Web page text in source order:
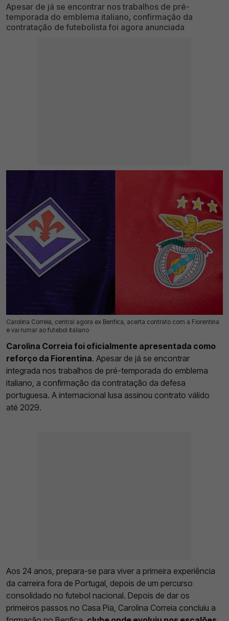
Apesar de já se encontrar nos trabalhos de pré-
temporada do emblema italiano, confirmação da
contratação de futebolista foi agora anunciada
Carolina Correia, central agora ex Benfica, acerta contrato com a Fiorentina
e vai rumar ao futebol italiano
18 Jul 2026 | 17:12 |
Carolina Correia foi oficialmente apresentada como
reforço da Fiorentina. Apesar de já se encontrar
integrada nos trabalhos de pré-temporada do emblema
italiano, a confirmação da contratação da defesa
portuguesa. A internacional lusa assinou contrato válido
até 2029.
Aos 24 anos, prepara-se para viver a primeira experiência
da carreira fora de Portugal, depois de um percurso
consolidado no futebol nacional. Depois de dar os
primeiros passos no Casa Pia, Carolina Correia concluiu a